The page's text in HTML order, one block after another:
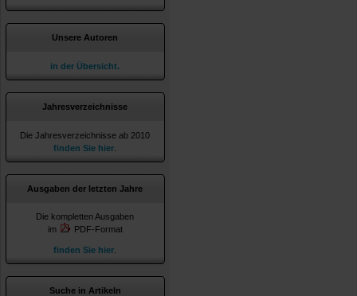
Unsere Autoren
in der Übersicht.
Jahresverzeichnisse
Die Jahresverzeichnisse ab 2010
finden Sie hier
Ausgaben der letzten Jahre
Die kompletten Ausgaben
im
PDF-Format
finden Sie hier
Suche in Artikeln